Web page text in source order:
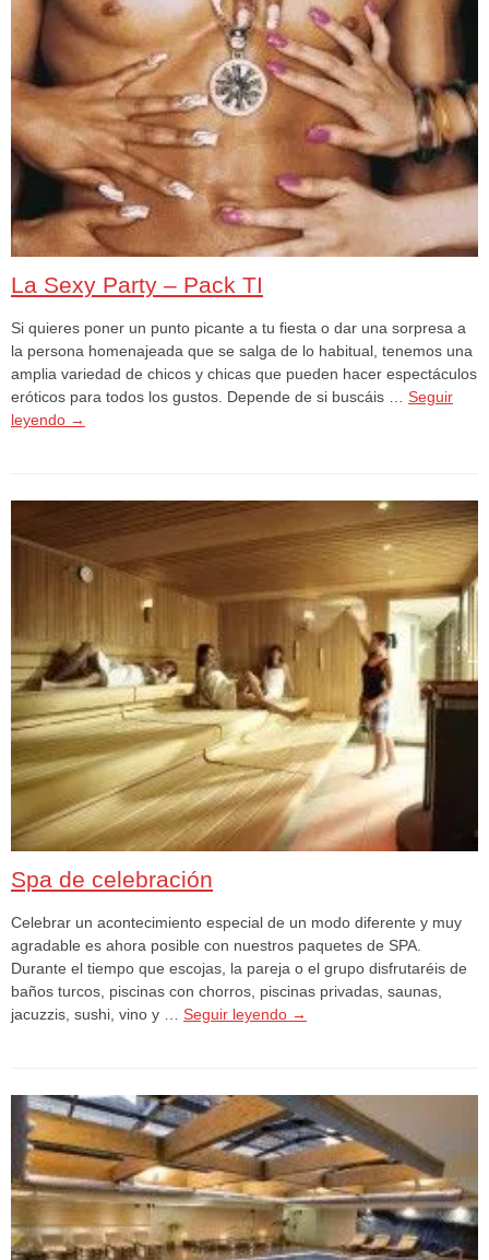
La Sexy Party – Pack TI
Si quieres poner un punto picante a tu fiesta o dar una sorpresa a
la persona homenajeada que se salga de lo habitual, tenemos una
amplia variedad de chicos y chicas que pueden hacer espectáculos
eróticos para todos los gustos. Depende de si buscáis … Seguir
leyendo →
Spa de celebración
Celebrar un acontecimiento especial de un modo diferente y muy
agradable es ahora posible con nuestros paquetes de SPA.
Durante el tiempo que escojas, la pareja o el grupo disfrutaréis de
baños turcos, piscinas con chorros, piscinas privadas, saunas,
jacuzzis, sushi, vino y … Seguir leyendo →